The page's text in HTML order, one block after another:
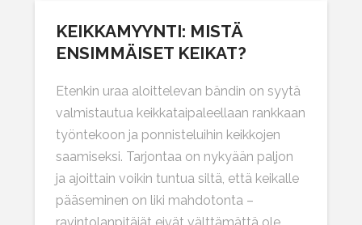
KEIKKAMYYNTI: MISTÄ
ENSIMMÄISET KEIKAT?
Etenkin uraa aloittelevan bändin on syytä
valmistautua keikkataipaleellaan rankkaan
työntekoon ja ponnisteluihin keikkojen
saamiseksi. Tarjontaa on nykyään paljon
ja ajoittain voikin tuntua siltä, että keikalle
pääseminen on liki mahdotonta –